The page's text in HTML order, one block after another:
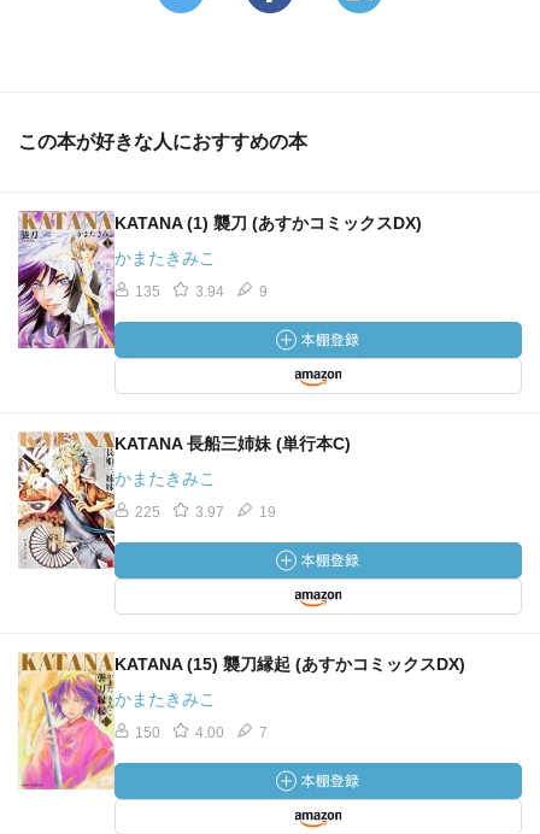
この本が好きな人におすすめの本
KATANA (1) 襲刀 (あすかコミックスDX)
かまたきみこ
135 3.94 9
KATANA 長船三姉妹 (単行本C)
かまたきみこ
225 3.97 19
KATANA (15) 襲刀縁起 (あすかコミックスDX)
かまたきみこ
150 4.00 7